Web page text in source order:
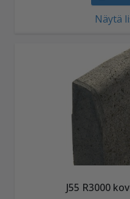
Näytä
J55 R3000